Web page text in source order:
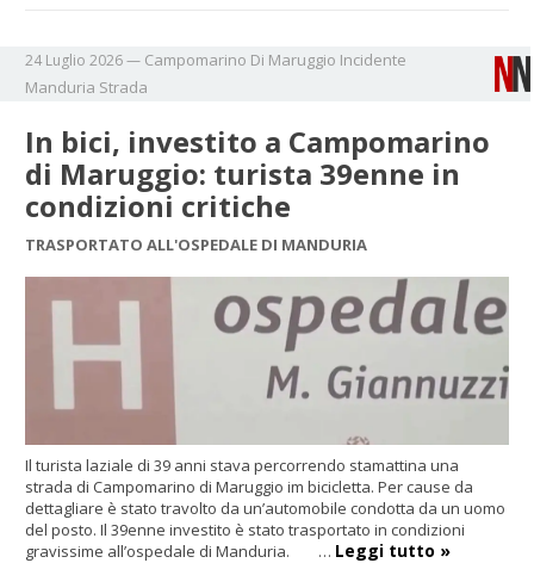
24 Luglio 2026— Campomarino Di Maruggio Incidente
Manduria Strada
In bici, investito a Campomarino
di Maruggio: turista 39enne in
condizioni critiche
TRASPORTATO ALL'OSPEDALE DI MANDURIA
Il turista laziale di 39 anni stava percorrendo stamattina una
strada di Campomarino di Maruggio im bicicletta. Per cause da
dettagliare è stato travolto da un’automobile condotta da un uomo
del posto. Il 39enne investito è stato trasportato in condizioni
gravissime all’ospedale di Manduria. … Leggi tutto »